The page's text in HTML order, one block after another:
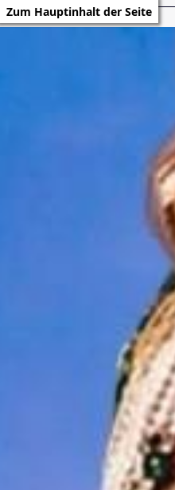
Zum Hauptinhalt der Seite